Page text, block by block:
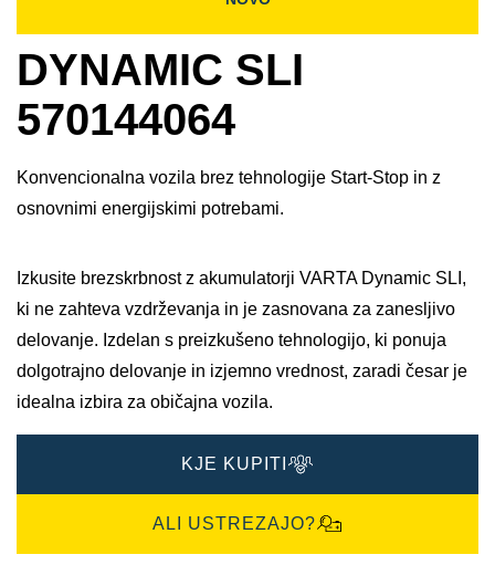
DYNAMIC SLI
570144064
Konvencionalna vozila brez tehnologije Start-Stop in z
osnovnimi energijskimi potrebami.
Izkusite brezskrbnost z akumulatorji VARTA Dynamic SLI,
ki ne zahteva vzdrževanja in je zasnovana za zanesljivo
delovanje. Izdelan s preizkušeno tehnologijo, ki ponuja
dolgotrajno delovanje in izjemno vrednost, zaradi česar je
idealna izbira za običajna vozila.
KJE KUPITI
ALI USTREZAJO?